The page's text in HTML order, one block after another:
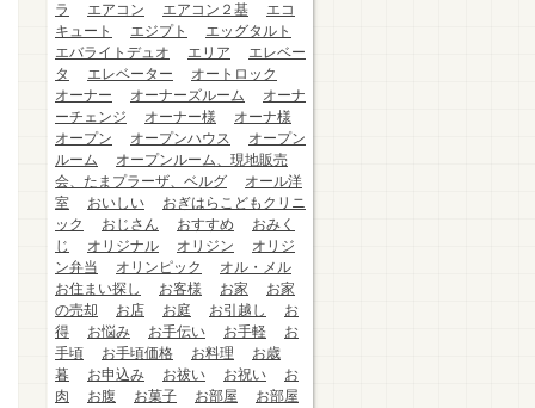
ラ
エアコン エアコン２基
エコ
キュート
エジプト
エッグタルト
エバライトデュオ
エリア
エレベー
タ
エレベーター
オートロック
オーナー
オーナーズルーム
オーナ
ーチェンジ
オーナー様
オーナ様
オープン
オープンハウス
オープン
ルーム
オープンルーム、現地販売
会、たまプラーザ、ベルグ
オール洋
室
おいしい
おぎはらこどもクリニ
ック
おじさん おすすめ
おみく
じ
オリジナル オリジン
オリジ
ン弁当
オリンピック
オル・メル
お住まい探し
お客様 お家
お家
の売却
お店 お庭 お引越し
お
得
お悩み お手伝い お手軽
お
手頃
お手頃価格 お料理
お歳
暮
お申込み お祓い お祝い
お
肉
お腹 お菓子 お部屋
お部屋